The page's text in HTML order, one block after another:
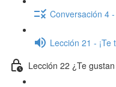
Conversación 4
Lección 21 - ¡Te
Lección 22 ¿Te